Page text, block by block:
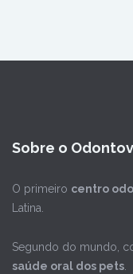
Sobre o
O primeiro centro
Latina.
Segundo do mundo,
saúde oral dos pets.